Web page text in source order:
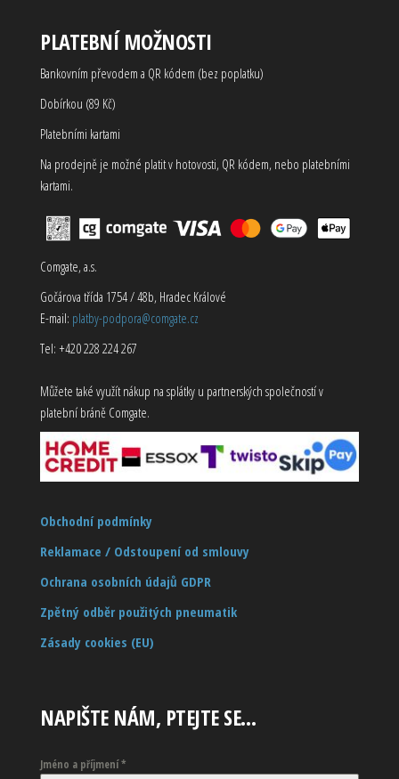
PLATEBNÍ MOŽNOSTI
Bankovním převodem a QR kódem (bez poplatku)
Dobírkou (89 Kč)
Platebními kartami
Na prodejně je možné platit v hotovosti, QR kódem, nebo platebními
kartami.
Comgate, a.s.
Gočárova třída 1754 / 48b, Hradec Králové
E-mail: platby-podpora@comgate.cz
Tel: +420 228 224 267
Můžete také využít nákup na splátky u partnerských společností v
platební bráně Comgate.
Obchodní podmínky
Reklamace / Odstoupení od smlouvy
Ochrana osobních údajů GDPR
Zpětný odběr použitých pneumatik
Zásady cookies (EU)
NAPIŠTE NÁM, PTEJTE SE…
Jméno a příjmení*